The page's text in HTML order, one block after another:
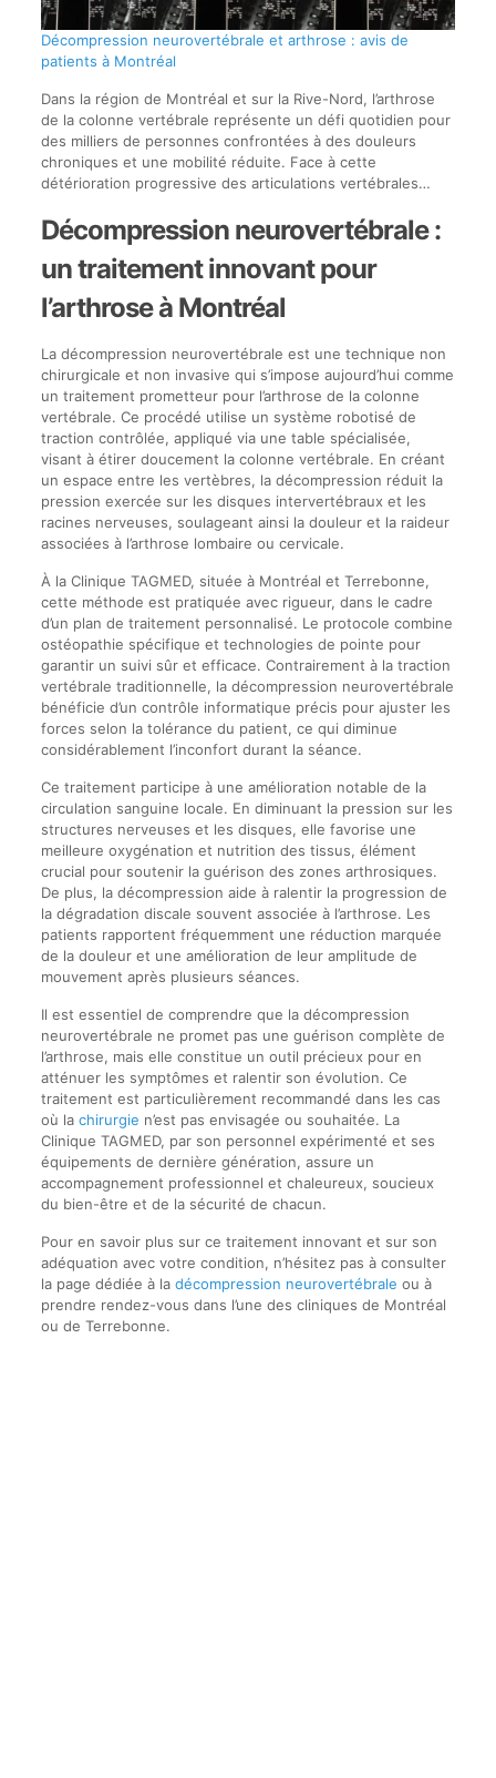
Décompression neurovertébrale et arthrose : avis de
patients à Montréal
Dans la région de Montréal et sur la Rive-Nord, l’arthrose
de la colonne vertébrale représente un défi quotidien pour
des milliers de personnes confrontées à des douleurs
chroniques et une mobilité réduite. Face à cette
détérioration progressive des articulations vertébrales…
Décompression neurovertébrale :
un traitement innovant pour
l’arthrose à Montréal
La décompression neurovertébrale est une technique non
chirurgicale et non invasive qui s’impose aujourd’hui comme
un traitement prometteur pour l’arthrose de la colonne
vertébrale. Ce procédé utilise un système robotisé de
traction contrôlée, appliqué via une table spécialisée,
visant à étirer doucement la colonne vertébrale. En créant
un espace entre les vertèbres, la décompression réduit la
pression exercée sur les disques intervertébraux et les
racines nerveuses, soulageant ainsi la douleur et la raideur
associées à l’arthrose lombaire ou cervicale.
À la Clinique TAGMED, située à Montréal et Terrebonne,
cette méthode est pratiquée avec rigueur, dans le cadre
d’un plan de traitement personnalisé. Le protocole combine
ostéopathie spécifique et technologies de pointe pour
garantir un suivi sûr et efficace. Contrairement à la traction
vertébrale traditionnelle, la décompression neurovertébrale
bénéficie d’un contrôle informatique précis pour ajuster les
forces selon la tolérance du patient, ce qui diminue
considérablement l’inconfort durant la séance.
Ce traitement participe à une amélioration notable de la
circulation sanguine locale. En diminuant la pression sur les
structures nerveuses et les disques, elle favorise une
meilleure oxygénation et nutrition des tissus, élément
crucial pour soutenir la guérison des zones arthrosiques.
De plus, la décompression aide à ralentir la progression de
la dégradation discale souvent associée à l’arthrose. Les
patients rapportent fréquemment une réduction marquée
de la douleur et une amélioration de leur amplitude de
mouvement après plusieurs séances.
Il est essentiel de comprendre que la décompression
neurovertébrale ne promet pas une guérison complète de
l’arthrose, mais elle constitue un outil précieux pour en
atténuer les symptômes et ralentir son évolution. Ce
traitement est particulièrement recommandé dans les cas
où la chirurgie n’est pas envisagée ou souhaitée. La
Clinique TAGMED, par son personnel expérimenté et ses
équipements de dernière génération, assure un
accompagnement professionnel et chaleureux, soucieux
du bien-être et de la sécurité de chacun.
Pour en savoir plus sur ce traitement innovant et sur son
adéquation avec votre condition, n’hésitez pas à consulter
la page dédiée à la décompression neurovertébrale ou à
prendre rendez-vous dans l’une des cliniques de Montréal
ou de Terrebonne.